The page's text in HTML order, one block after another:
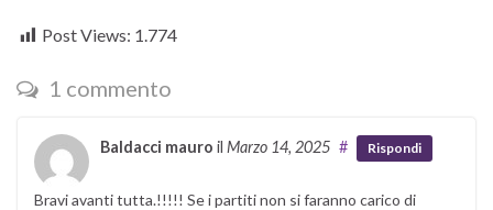
Post Views: 1.774
1 commento
Baldacci mauro il Marzo 14, 2025 # Rispondi
Bravi avanti tutta.!!!!! Se i partiti non si faranno carico di